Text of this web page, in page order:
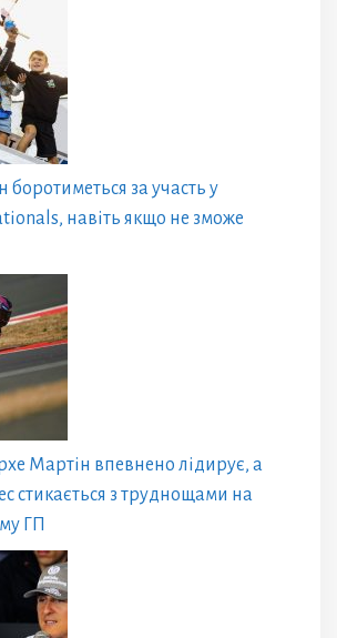
боротиметься за участь у
навіть якщо не зможе
Мартін впевнено лідирує, а
стикається з труднощами на
ГП